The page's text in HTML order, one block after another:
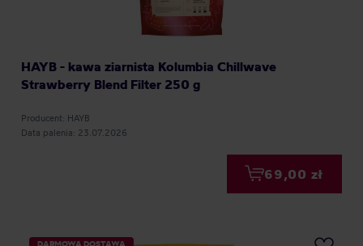
HAYB - kawa ziarnista Kolumbia Chillwave
Strawberry Blend Filter 250 g
Producent: HAYB
Data palenia: 23.07.2026
69,00 zł